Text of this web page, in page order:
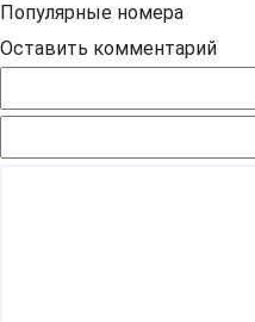
Популярные номера
Оставить комментарий